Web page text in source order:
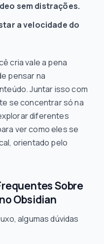
sem distrações.
a velocidade do
cria vale a pena
pensar na
Juntar isso com
se concentrar só na
diferentes
ver como eles se
orientado pelo
Sobre
Obsidian
algumas dúvidas